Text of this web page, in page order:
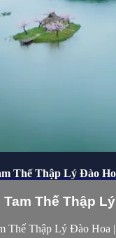
Thế Thập Lý Đào
Tam Thế Thập
Thế Thập Lý Đào Hoa